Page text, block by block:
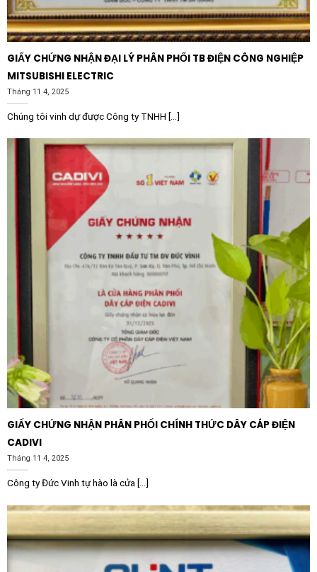
soát chất lượng nghiêm ngặt, tuân thủ các tiêu chuẩn
quốc tế (IEC). Lựa chọn Cuộn kháng lõi nhôm SHIHLIN
SH-SR48050T-7A 50KVAR 480V 7% chính là sự đầu tư
thông minh cho sự an toàn và hiệu quả của hệ thống
điện năng tại đơn vị của bạn.
GIẤY CHỨNG NHẬN ĐẠI LÝ PHÂN PHỐI TB ĐIỆN CÔNG NGHIỆP
MITSUBISHI ELECTRIC
Tháng 11 4, 2025
Chúng tôi vinh dự được Công ty TNHH [...]
GIẤY CHỨNG NHẬN PHÂN PHỐI CHÍNH THỨC DÂY CÁP ĐIỆN
CADIVI
Tháng 11 4, 2025
Công ty Đức Vinh tự hào là cửa [...]